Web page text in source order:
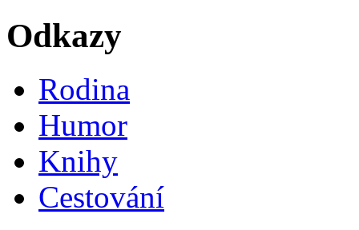
Odkazy
Rodina
Humor
Knihy
Cestování